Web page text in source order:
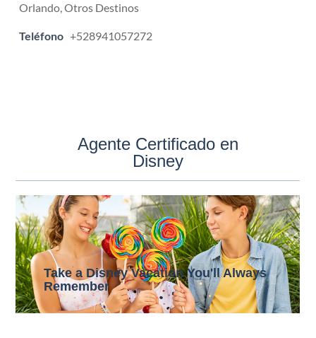
Orlando, Otros Destinos
Teléfono +528941057272